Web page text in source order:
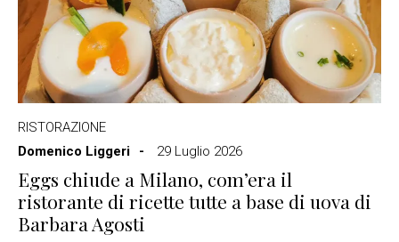
RISTORAZIONE
Domenico Liggeri
29 Luglio 2026
Eggs chiude a Milano, com’era il
ristorante di ricette tutte a base di uova di
Barbara Agosti